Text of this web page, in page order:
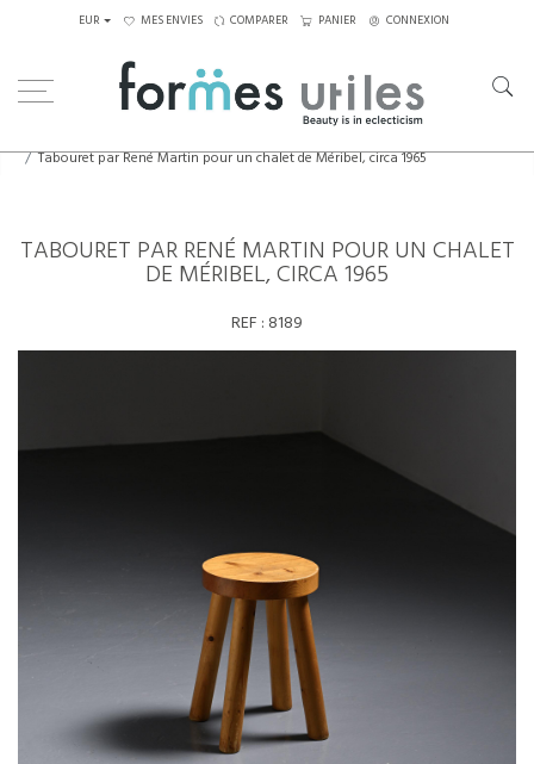
EUR MES ENVIES COMPARER PANIER CONNEXION
Tabouret par René Martin pour un chalet de Méribel, circa 1965
TABOURET PAR RENÉ MARTIN POUR UN CHALET
DE MÉRIBEL, CIRCA 1965
REF : 8189